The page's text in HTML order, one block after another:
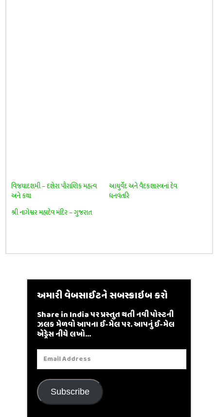
વિજયાદશમી – દશેરા પૌરાણિક મહત્વ
અને કથા
આયુર્વેદ અને વૈદકશાસ્ત્રનાં દેવ
ધનવંતરિ
શ્રી નાગેશ્વર મહાદેવ મંદિર – ગુજરાત
અમારી વેબસાઈટને સબસ્ક્રાઇબ કરો
Share in India પર પ્રસ્તુત થતી નવી પોસ્ટની
ઝલક મેળવો આપના ઈ-મેલ પર. આપનું ઈ-મેલ
એડ્રેસ નીચે લખો...
Email
Address
Subscribe